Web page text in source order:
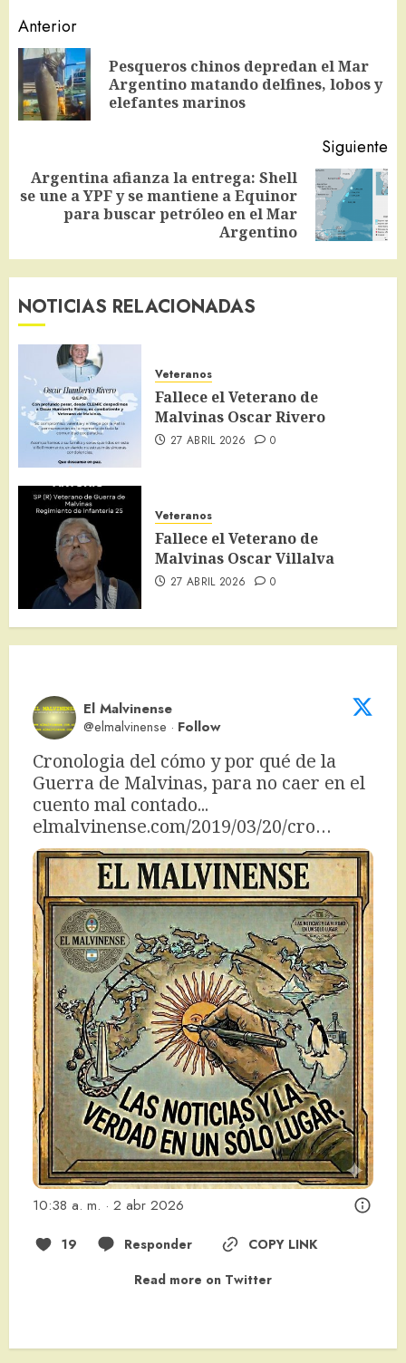
Navegación
de
entradas
Anterior
Pesqueros chinos depredan el Mar
Argentino matando delfines, lobos y
elefantes marinos
Siguiente
Siguiente
entrada:
Argentina afianza la entrega: Shell
se une a YPF y se mantiene a Equinor
para buscar petróleo en el Mar
Argentino
NOTICIAS RELACIONADAS
Veteranos
Fallece el Veterano de
Malvinas Oscar Rivero
27 ABRIL 2026 0
Veteranos
Fallece el Veterano de
Malvinas Oscar Villalva
27 ABRIL 2026 0
El Malvinense
@elmalvinense · Follow
Cronologia del cómo y por qué de la
Guerra de Malvinas, para no caer en el
elmalvinense.com/2019/03/20/cro…
10:38 a. m. · 2 abr 2026
19 Responder
COPY LINK
Read more on Twitter